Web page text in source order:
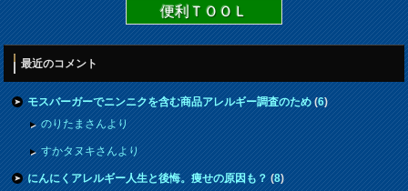
便利ＴＯＯＬ
最近のコメント
モスバーガーでニンニクを含む商品アレルギー調査のため(6)
のりたまさんより
すかタヌキさんより
にんにくアレルギー人生と後悔。痩せの原因も？(8)